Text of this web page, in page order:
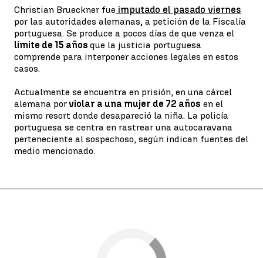
Christian Brueckner fue imputado el pasado viernes
por las autoridades alemanas, a petición de la Fiscalía
portuguesa. Se produce a pocos días de que venza el
límite de 15 años que la justicia portuguesa
comprende para interponer acciones legales en estos
casos.
Actualmente se encuentra en prisión, en una cárcel
alemana porviolar a una mujer de 72 años en el
mismo resort donde desapareció la niña. La policía
portuguesa se centra en rastrear una autocaravana
perteneciente al sospechoso, según indican fuentes del
medio mencionado.